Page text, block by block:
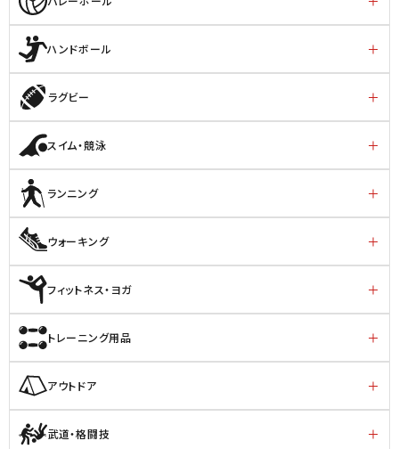
ハンドボール
ラグビー
スイム・競泳
ランニング
ウォーキング
フィットネス・ヨガ
トレーニング用品
アウトドア
武道・格闘技